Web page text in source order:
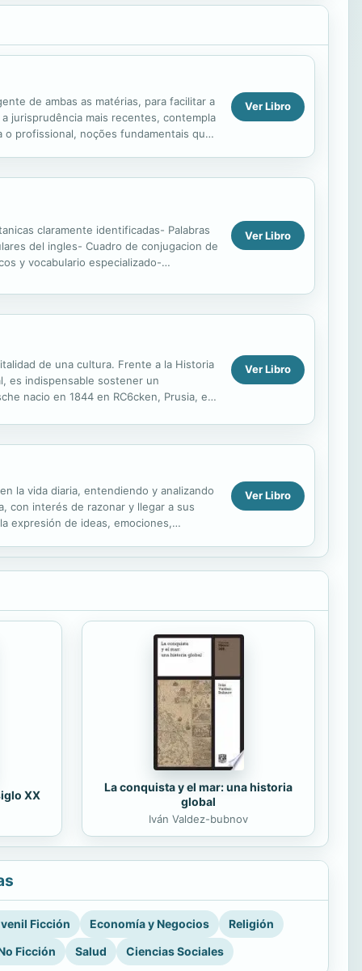
de ambas as matérias, para facilitar a
jurisprudência mais recentes, contempla
profissional, noções fundamentais que
Ver Libro
claramente identificadas- Palabras
del ingles- Cuadro de conjugacion de
y vocabulario especializado-
Ver Libro
de una cultura. Frente a la Historia
es indispensable sostener un
nacio en 1844 en RC6cken, Prusia, en
Ver Libro
la vida diaria, entendiendo y analizando
con interés de razonar y llegar a sus
expresión de ideas, emociones,
Ver Libro
XX
La conquista y el mar: una historia
global
Iván Valdez-bubnov
Ficción Economía y Negocios
Religión
Ficción
Salud Ciencias Sociales